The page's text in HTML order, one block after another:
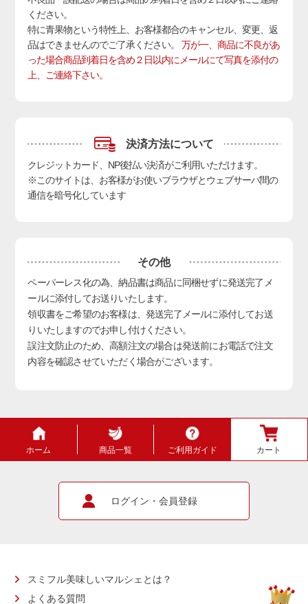
ください。
特に青果物という特性上、お客様都合のキャンセル、変更、返
品はできませんのでご了承ください。万が一、商品に不良があ
った場合商品到着日を含め２日以内にメールにて写真を添付の
上、ご連絡下さい。
決済方法について
クレジットカード、NP後払い決済がご利用いただけます。
※このサイトは、お客様がお使いブラウザとウェブサーバ間の
通信を暗号化しています
その他
ペーパーレス化の為、納品書は商品に同梱せずに発送完了メ
ールに添付してお送りいたします。
領収書をご希望のお客様は、発送完了メールに添付してお送
りいたしますのでお申し付けください。
誤注文防止のため、高額注文の場合は発送前にお電話で注文
内容を確認させていただく場合がございます。
ホーム 商品一覧 ご利用ガイド カート
ログイン・会員登録
スミフル美味しいマルシェとは？
よくある質問